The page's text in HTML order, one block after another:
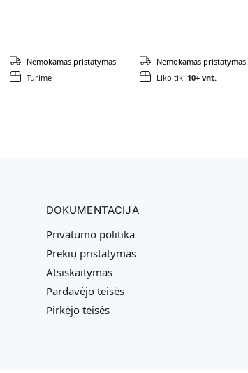
Turime
Nemokamas pristatymas!
Liko tik: 10+ vnt.
Nemokamas pristatymas!
DOKUMENTACIJA
Privatumo politika
Prekių pristatymas
Atsiskaitymas
Pardavėjo teisės
Pirkėjo teisės